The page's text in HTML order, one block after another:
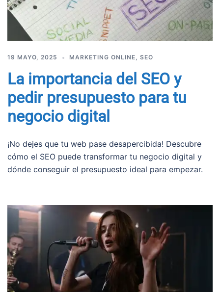
19 MAYO, 2025 MARKETING ONLINE, SEO
La importancia del SEO y
pedir presupuesto para tu
negocio digital
¡No dejes que tu web pase desapercibida! Descubre
cómo el SEO puede transformar tu negocio digital y
dónde conseguir el presupuesto ideal para empezar.